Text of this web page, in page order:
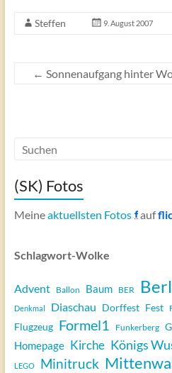
Steffen 9. August 2007
← Sonnenaufgang hinter
(SK) Fotos
Meineaktuellsten Fotos auf
Schlagwort-Wolke
Advent Ballon Baum BER
Denkmal Diaschau Dorffest Fest
Flugzeug Formel1 Funkerberg
Homepage Kirche Königs
LEGO Minitruck